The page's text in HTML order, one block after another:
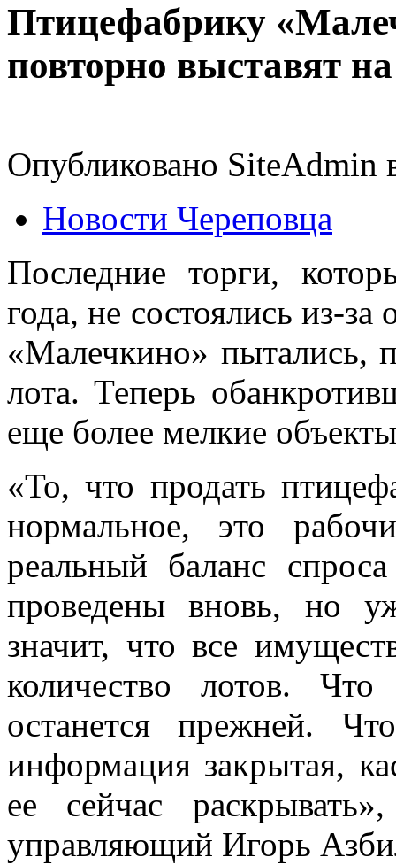
Птицефабрику
повторно выставят
Опубликовано SiteAdmin
Новости Череповца
Последние торги,
года, не состоялись из-
«Малечкино» пытались,
лота. Теперь
еще более мелкие
«То, что продать
нормальное, это
реальный баланс
проведены вновь, но
значит, что все
количество лотов.
останется прежней.
информация закрытая,
ее сейчас
управляющий Игорь